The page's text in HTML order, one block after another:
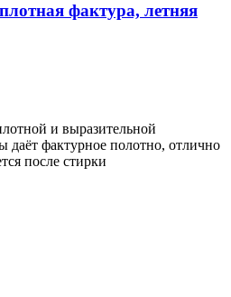
фактура, летняя
и выразительной
даёт фактурное полотно, отлично
после стирки